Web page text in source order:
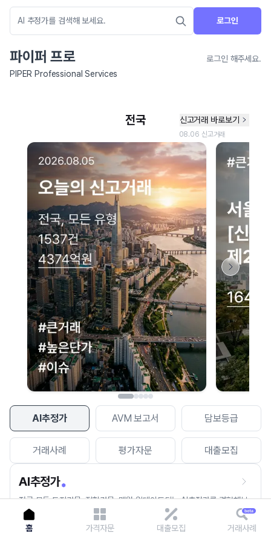
로그인
파이퍼 프로
로그인 해주세요.
PIPER Professional Services
AI추정가 AVM 보고서 담보등급
거래사례 평가자문 대출모집
AI추정가
전국 모든 토지건물, 집합건물, 매월 업데이트되는 AI추정가를 경험해보
세요.
네이버 지도 연결 안내
현재 네이버 지도 연결이 원활하지 않아 지도를 불러올 수 없습니다.
이용에 불편을 드려 죄송합니다.
다시 시도
홈 가격자문 대출모집 거래사례